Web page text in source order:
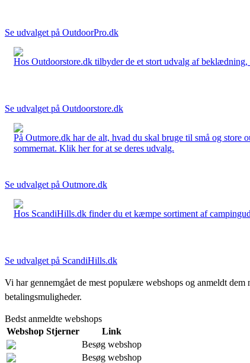
Se udvalget på OutdoorPro.dk
Hos Outdoorstore.dk tilbyder de et stort udvalg af
Se udvalget på Outdoorstore.dk
På Outmore.dk har de alt, hvad du skal bruge til små og store
sommernat. Klik her for at se deres udvalg.
Se udvalget på Outmore.dk
Hos ScandiHills.dk finder du et kæmpe sortiment af
Se udvalget på ScandiHills.dk
Vi har gennemgået de mest populære webshops og anmeldt
betalingsmuligheder.
Bedst anmeldte webshops
Webshop Stjerner
Link
Besøg webshop
Besøg webshop